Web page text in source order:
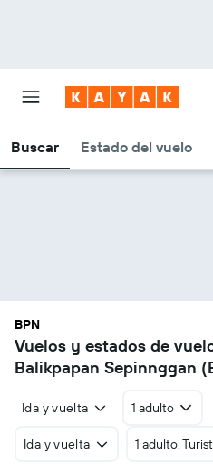
Buscar Estado del vuelo
BPN
Vuelos y estados de
Balikpapan Sepinnggan
Ida y vuelta 1 adulto
Ida y vuelta 1 adulto,